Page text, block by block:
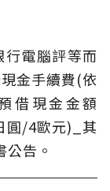
電腦評等而
金手續費(依
借現金金額
圓/4歐元)_其
告。